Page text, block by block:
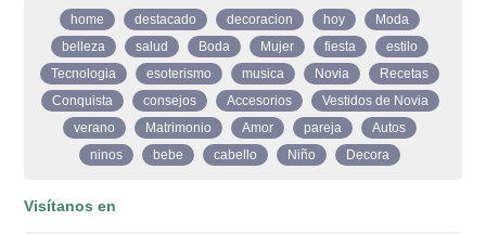
home destacado decoracion hoy
Moda
belleza
salud Boda Mujer fiesta
estilo
Tecnologia
esoterismo musica Novia
Recetas
Conquista
consejos Accesorios
Vestidos de Novia
verano
Matrimonio Amor pareja
Autos
ninos
bebe cabello Niño Decora
Visítanos en